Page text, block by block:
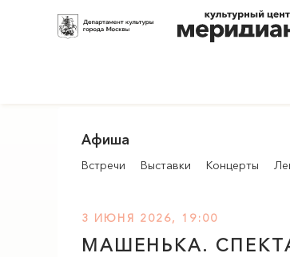
Афиша
Встречи Выставки Концерты
3 ИЮНЯ 2026, 19:00
МАШЕНЬКА.